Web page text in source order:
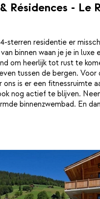
Résidences - Le
sterren residentie er
binnen waan je je in
om heerlijk tot rust te
tussen de bergen. Voor
ons is er een fitnessruimte
nog actief te blijven.
binnenzwembad. En